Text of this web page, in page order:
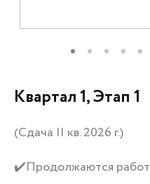
Квартал 1, Этап 1
(Сдача II кв. 2026 г.)
✔️Продолжаются